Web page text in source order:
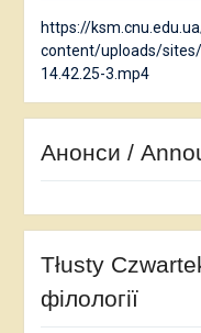
https://
content/uploads/
14.42.25-3.mp4
Анонси /
Tłusty
філології